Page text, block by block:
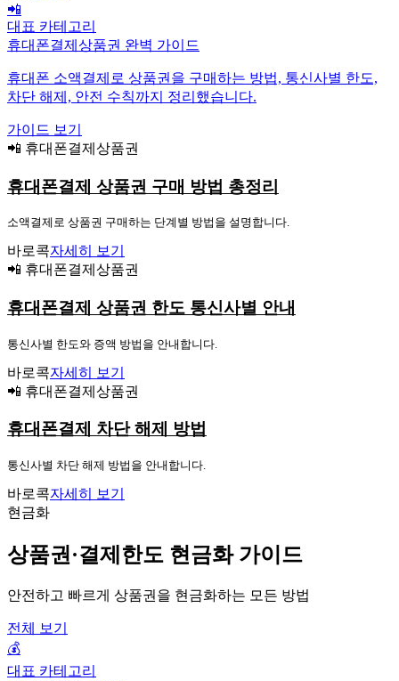
📲
대표 카테고리
휴대폰결제상품권 완벽 가이드
휴대폰 소액결제로 상품권을 구매하는 방법, 통신사별 한도,
차단 해제, 안전 수칙까지 정리했습니다.
가이드 보기
📲 휴대폰결제상품권
휴대폰결제 상품권 구매 방법 총정리
소액결제로 상품권 구매하는 단계별 방법을 설명합니다.
바로콕자세히 보기
📲 휴대폰결제상품권
휴대폰결제 상품권 한도 통신사별 안내
통신사별 한도와 증액 방법을 안내합니다.
바로콕자세히 보기
📲 휴대폰결제상품권
휴대폰결제 차단 해제 방법
통신사별 차단 해제 방법을 안내합니다.
바로콕자세히 보기
현금화
상품권·결제한도 현금화 가이드
안전하고 빠르게 상품권을 현금화하는 모든 방법
전체 보기
💰
대표 카테고리